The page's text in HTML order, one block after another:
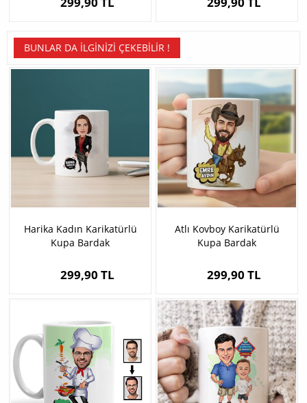
BUNLAR DA İLGINIZI ÇEKEBILIR !
Harika Kadın Karikatürlü
Kupa Bardak
299,90 TL
Atlı Kovboy Karikatürlü
Kupa Bardak
299,90 TL